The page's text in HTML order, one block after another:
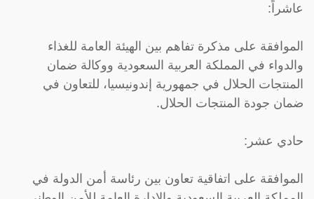
عاشراً:
الموافقة على مذكرة تفاهم بين الهيئة العامة للغذاء
والدواء في المملكة العربية السعودية ووكالة ضمان
المنتجات الحلال في جمهورية إندونيسيا، للتعاون في
ضمان جودة المنتجات الحلال.
حادي عشر:
الموافقة على اتفاقية تعاون بين رئاسة أمن الدولة في